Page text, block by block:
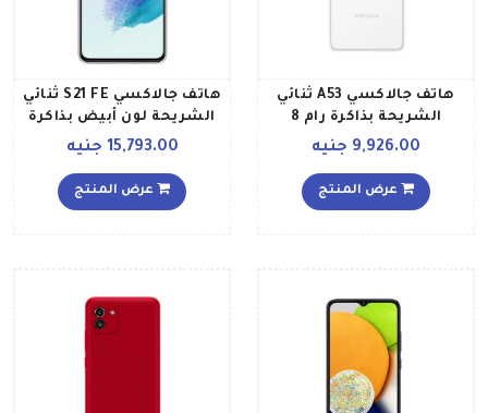
هاتف جالاكسي A53 ثنائي
الشريحة بذاكرة رام 8
جيجابايت وذاكرة داخلية
تقنية – 5G إصدار الشرق
الأوسط، لون أبيض أوسوم
9,926.00 جنيه
عرض المنتج
هاتف جالاكسي S21 FE ثنائي
الشريحة لون أبيض بذاكرة
رام سعة 8 جيجابايت وذاكرة
ومزود بتقنية 5G إصدار
الشرق الأوسط
15,793.00 جنيه
عرض المنتج